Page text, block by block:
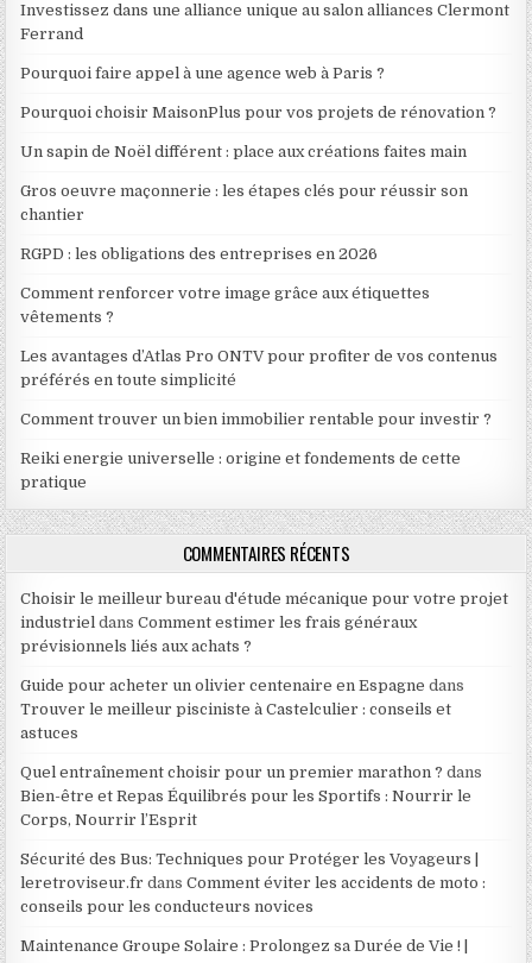
Investissez dans une alliance unique au salon alliances Clermont
Ferrand
Pourquoi faire appel à une agence web à Paris ?
Pourquoi choisir MaisonPlus pour vos projets de rénovation ?
Un sapin de Noël différent : place aux créations faites main
Gros oeuvre maçonnerie : les étapes clés pour réussir son
chantier
RGPD : les obligations des entreprises en 2026
Comment renforcer votre image grâce aux étiquettes
vêtements ?
Les avantages d’Atlas Pro ONTV pour profiter de vos contenus
préférés en toute simplicité
Comment trouver un bien immobilier rentable pour investir ?
Reiki energie universelle : origine et fondements de cette
pratique
COMMENTAIRES RÉCENTS
Choisir le meilleur bureau d'étude mécanique pour votre projet
industriel dansComment estimer les frais généraux
prévisionnels liés aux achats ?
Guide pour acheter un olivier centenaire en Espagne dans
Trouver le meilleur pisciniste à Castelculier : conseils et
astuces
Quel entraînement choisir pour un premier marathon ? dans
Bien-être et Repas Équilibrés pour les Sportifs : Nourrir le
Corps, Nourrir l’Esprit
Sécurité des Bus: Techniques pour Protéger les Voyageurs |
leretroviseur.fr dansComment éviter les accidents de moto :
conseils pour les conducteurs novices
Maintenance Groupe Solaire : Prolongez sa Durée de Vie ! |